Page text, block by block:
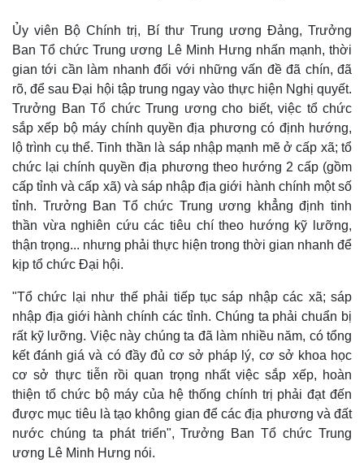
Sức khỏe
Dinh dưỡng - món ngon
Cây thuốc
Sản phụ khoa
Nhi khoa
Nam khoa
Làm đẹp - giảm cân
Phòng mạch online
Ăn sạch sống khỏe
Đời sống
Nhà đẹp
Blog
Tình yêu - Gia đình
Ủy viên Bộ Chính trị, Bí thư Trung ương Đảng, Trưởng
Ban Tổ chức Trung ương Lê Minh Hưng nhấn mạnh, thời
gian tới cần làm nhanh đối với những vấn đề đã chín, đã
rõ, để sau Đại hội tập trung ngay vào thực hiện Nghị quyết.
Trưởng Ban Tổ chức Trung ương cho biết, việc tổ chức
sắp xếp bộ máy chính quyền địa phương có định hướng,
lộ trình cụ thể. Tinh thần là sáp nhập mạnh mẽ ở cấp xã; tổ
chức lại chính quyền địa phương theo hướng 2 cấp (gồm
cấp tỉnh và cấp xã) và sáp nhập địa giới hành chính một số
tỉnh. Trưởng Ban Tổ chức Trung ương khẳng định tinh
thần vừa nghiên cứu các tiêu chí theo hướng kỹ lưỡng,
thận trọng... nhưng phải thực hiện trong thời gian nhanh để
kịp tổ chức Đại hội.
"Tổ chức lại như thế phải tiếp tục sáp nhập các xã; sáp
nhập địa giới hành chính các tỉnh. Chúng ta phải chuẩn bị
rất kỹ lưỡng. Việc này chúng ta đã làm nhiều năm, có tổng
kết đánh giá và có đầy đủ cơ sở pháp lý, cơ sở khoa học
cơ sở thực tiễn rồi quan trọng nhất việc sắp xếp, hoàn
thiện tổ chức bộ máy của hệ thống chính trị phải đạt đến
được mục tiêu là tạo không gian để các địa phương và đất
nước chúng ta phát triển", Trưởng Ban Tổ chức Trung
ương Lê Minh Hưng nói.